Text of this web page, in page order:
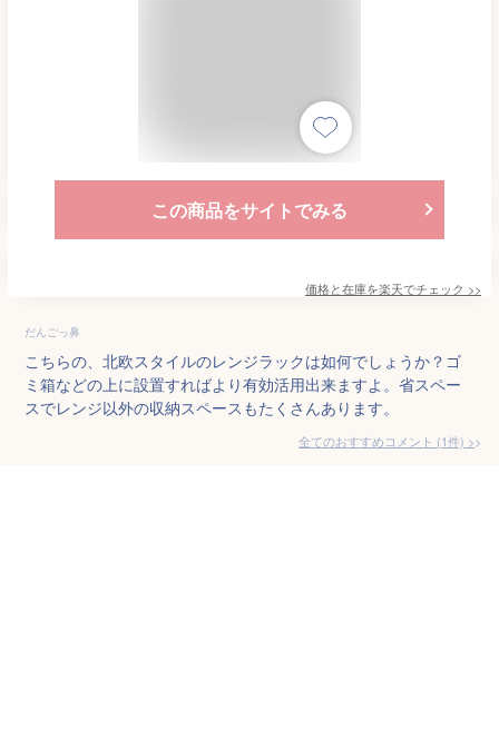
この商品をサイトでみる
価格と在庫を楽天でチェック >>
だんごっ鼻
こちらの、北欧スタイルのレンジラックは如何でしょうか？ゴ
ミ箱などの上に設置すればより有効活用出来ますよ。省スペー
スでレンジ以外の収納スペースもたくさんあります。
全てのおすすめコメント (1件) >